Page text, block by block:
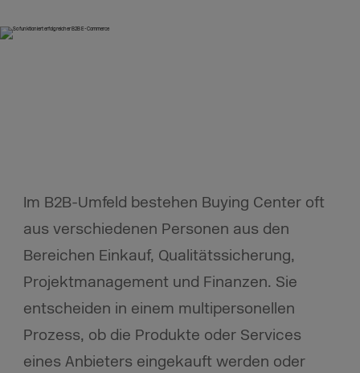
Im B2B-Umfeld bestehen Buying Center oft
aus verschiedenen Personen aus den
Bereichen Einkauf, Qualitätssicherung,
Projektmanagement und Finanzen. Sie
entscheiden in einem multipersonellen
Prozess, ob die Produkte oder Services
eines Anbieters eingekauft werden oder